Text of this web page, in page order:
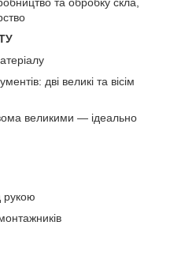
дві великі та вісім
великими — ідеально
рукою